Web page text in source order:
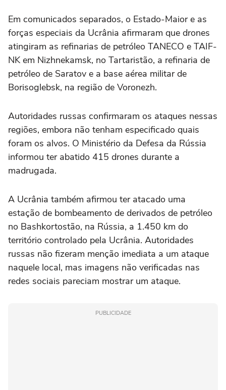
Em comunicados separados, o Estado-Maior e as
forças especiais da Ucrânia afirmaram que drones
‌atingiram as refinarias de petróleo TANECO e TAIF-
NK em Nizhnekamsk, no ‌Tartaristão, a refinaria de
petróleo de Saratov e a base aérea militar de
Borisoglebsk, ⁠na região de Voronezh.
Autoridades russas confirmaram os ataques nessas
regiões, embora não tenham especificado quais
foram os alvos. O Ministério da Defesa da Rússia
informou ter abatido 415 drones durante a
madrugada.
A Ucrânia também afirmou ter atacado uma
estação de bombeamento de derivados de petróleo
no Bashkortostão, na Rússia, a 1.450 km do
território controlado pela Ucrânia. Autoridades
russas não fizeram menção imediata a um ataque
naquele ‌local, mas imagens não verificadas nas
redes sociais pareciam mostrar um ataque.
PUBLICIDADE